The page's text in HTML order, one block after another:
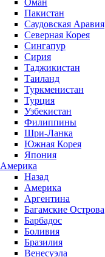
Оман
Пакистан
Саудовская Аравия
Северная Корея
Сингапур
Сирия
Таджикистан
Таиланд
Туркменистан
Турция
Узбекистан
Филиппины
Шри-Ланка
Южная Корея
Япония
Америка
Назад
Америка
Аргентина
Багамские Острова
Барбадос
Боливия
Бразилия
Венесуэла